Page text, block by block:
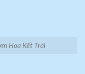
Hoa Kết Trái